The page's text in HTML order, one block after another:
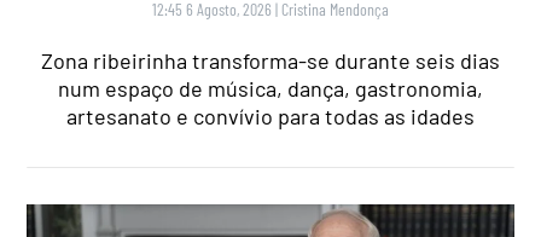
12:45 6 Agosto, 2026 | Cristina Mendonça
Zona ribeirinha transforma-se durante seis dias
num espaço de música, dança, gastronomia,
artesanato e convívio para todas as idades